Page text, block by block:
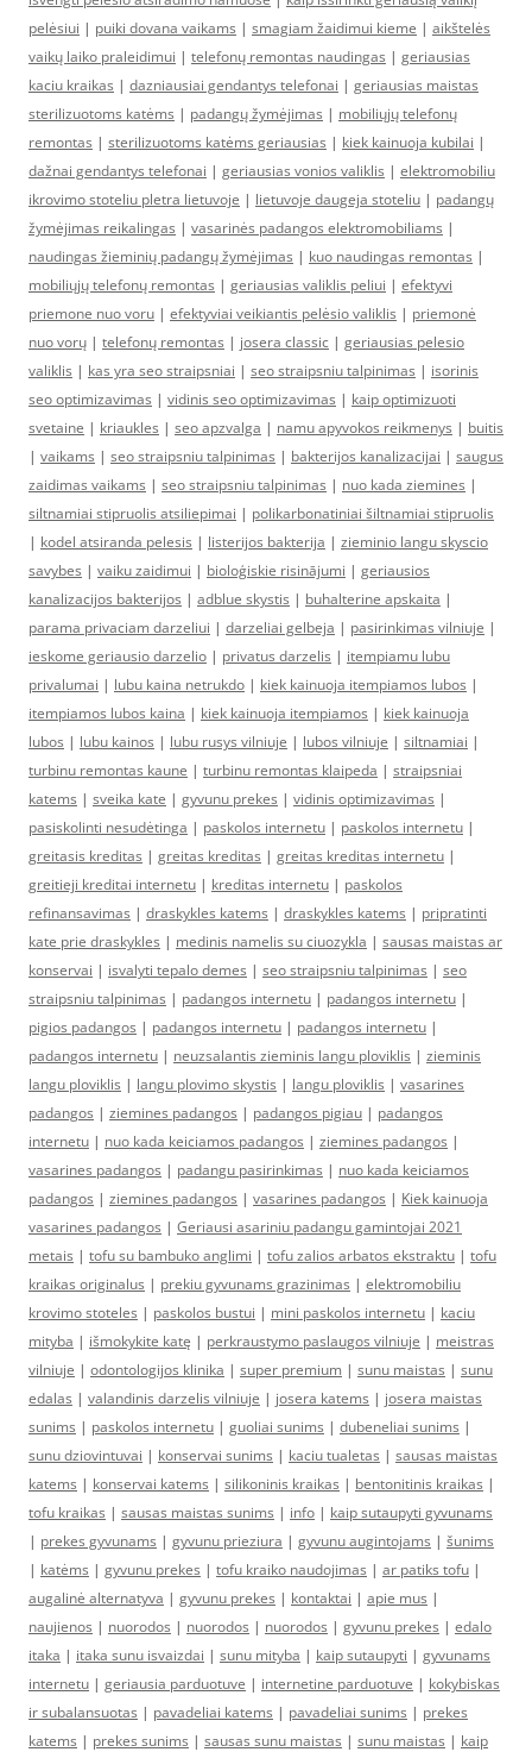
pelėsiui | puiki dovana vaikams | smagiam žaidimui kieme | aikštelės
vaikų laiko praleidimui | telefonų remontas naudingas | geriausias
kaciu kraikas | dazniausiai gendantys telefonai | geriausias maistas
sterilizuotoms katėms | padangų žymėjimas | mobiliųjų telefonų
remontas | sterilizuotoms katėms geriausias | kiek kainuoja kubilai |
dažnai gendantys telefonai | geriausias vonios valiklis | elektromobiliu
ikrovimo stoteliu pletra lietuvoje | lietuvoje daugeja stoteliu | padangų
žymėjimas reikalingas | vasarinės padangos elektromobiliams |
naudingas žieminių padangų žymėjimas | kuo naudingas remontas |
mobiliųjų telefonų remontas | geriausias valiklis peliui | efektyvi
priemone nuo voru | efektyviai veikiantis pelėsio valiklis | priemonė
nuo vorų | telefonų remontas | josera classic | geriausias pelesio
valiklis | kas yra seo straipsniai | seo straipsniu talpinimas | isorinis
seo optimizavimas | vidinis seo optimizavimas | kaip optimizuoti
svetaine | kriaukles | seo apzvalga | namu apyvokos reikmenys | buitis
| vaikams | seo straipsniu talpinimas | bakterijos kanalizacijai | saugus
zaidimas vaikams | seo straipsniu talpinimas | nuo kada ziemines |
siltnamiai stipruolis atsiliepimai | polikarbonatiniai šiltnamiai stipruolis
| kodel atsiranda pelesis | listerijos bakterija | zieminio langu skyscio
savybes | vaiku zaidimui | bioloģiskie risinājumi | geriausios
kanalizacijos bakterijos | adblue skystis | buhalterine apskaita |
parama privaciam darzeliui | darzeliai gelbeja | pasirinkimas vilniuje |
ieskome geriausio darzelio | privatus darzelis | itempiamu lubu
privalumai | lubu kaina netrukdo | kiek kainuoja itempiamos lubos |
itempiamos lubos kaina | kiek kainuoja itempiamos | kiek kainuoja
lubos | lubu kainos | lubu rusys vilniuje | lubos vilniuje | siltnamiai |
turbinu remontas kaune | turbinu remontas klaipeda | straipsniai
katems | sveika kate | gyvunu prekes | vidinis optimizavimas |
pasiskolinti nesudėtinga | paskolos internetu | paskolos internetu |
greitasis kreditas | greitas kreditas | greitas kreditas internetu |
greitieji kreditai internetu | kreditas internetu | paskolos
refinansavimas | draskykles katems | draskykles katems | pripratinti
kate prie draskykles | medinis namelis su ciuozykla | sausas maistas ar
konservai | isvalyti tepalo demes | seo straipsniu talpinimas | seo
straipsniu talpinimas | padangos internetu | padangos internetu |
pigios padangos | padangos internetu | padangos internetu |
padangos internetu | neuzsalantis zieminis langu ploviklis | zieminis
langu ploviklis | langu plovimo skystis | langu ploviklis | vasarines
padangos | ziemines padangos | padangos pigiau | padangos
internetu | nuo kada keiciamos padangos | ziemines padangos |
vasarines padangos | padangu pasirinkimas | nuo kada keiciamos
padangos | ziemines padangos | vasarines padangos | Kiek kainuoja
vasarines padangos | Geriausi asariniu padangu gamintojai 2021
metais | tofu su bambuko anglimi | tofu zalios arbatos ekstraktu | tofu
kraikas originalus | prekiu gyvunams grazinimas | elektromobiliu
krovimo stoteles | paskolos bustui | mini paskolos internetu | kaciu
mityba | išmokykite katę | perkraustymo paslaugos vilniuje | meistras
vilniuje | odontologijos klinika | super premium | sunu maistas | sunu
edalas | valandinis darzelis vilniuje | josera katems | josera maistas
sunims | paskolos internetu | guoliai sunims | dubeneliai sunims |
sunu dziovintuvai | konservai sunims | kaciu tualetas | sausas maistas
katems | konservai katems | silikoninis kraikas | bentonitinis kraikas |
tofu kraikas | sausas maistas sunims | info | kaip sutaupyti gyvunams
| prekes gyvunams | gyvunu prieziura | gyvunu augintojams | šunims
| katėms | gyvunu prekes | tofu kraiko naudojimas | ar patiks tofu |
augalinė alternatyva | gyvunu prekes | kontaktai | apie mus |
naujienos | nuorodos | nuorodos | nuorodos | gyvunu prekes | edalo
itaka | itaka sunu isvaizdai | sunu mityba | kaip sutaupyti | gyvunams
internetu | geriausia parduotuve | internetine parduotuve | kokybiskas
ir subalansuotas | pavadeliai katems | pavadeliai sunims | prekes
katems | prekes sunims | sausas sunu maistas | sunu maistas | kaip